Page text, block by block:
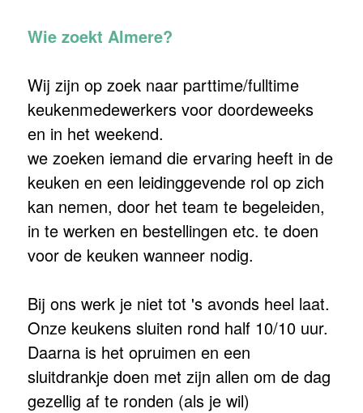
Wie zoekt Almere?
Wij zijn op zoek naar parttime/fulltime
keukenmedewerkers voor doordeweeks
en in het weekend.
we zoeken iemand die ervaring heeft in de
keuken en een leidinggevende rol op zich
kan nemen, door het team te begeleiden,
in te werken en bestellingen etc. te doen
voor de keuken wanneer nodig.
Bij ons werk je niet tot 's avonds heel laat.
Onze keukens sluiten rond half 10/10 uur.
Daarna is het opruimen en een
sluitdrankje doen met zijn allen om de dag
gezellig af te ronden (als je wil)